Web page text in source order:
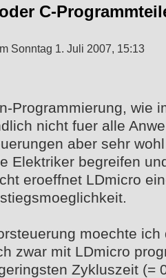
C-
Sonntag 1. Juli 2007, 15:13
Programmierung, wie
nicht fuer alle
aber sehr
Elektriker begreifen
eroeffnet LDmicro
moechte
zwar mit LDmicro
Zykluszeit (=